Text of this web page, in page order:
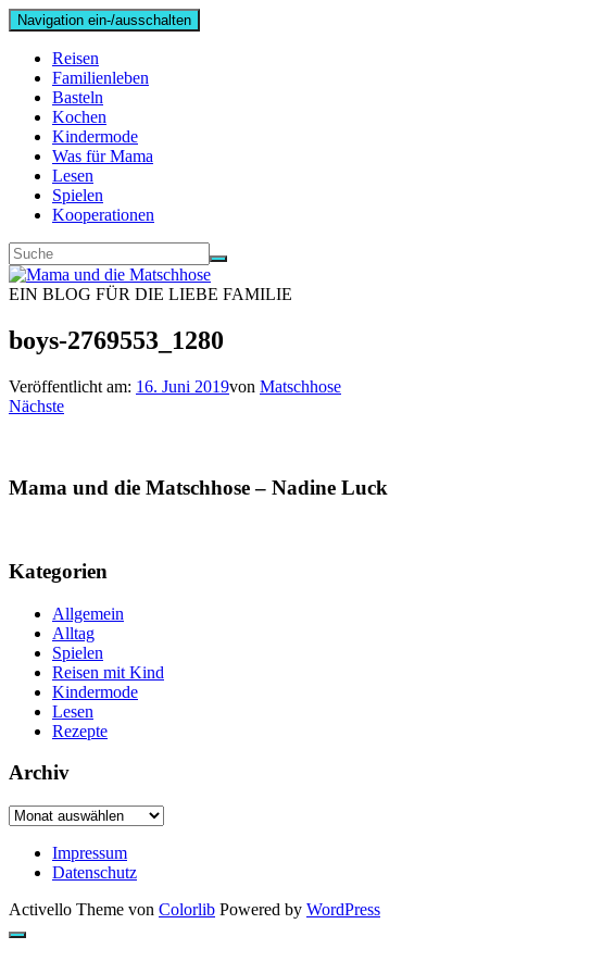
Navigation ein-/ausschalten
Reisen
Familienleben
Basteln
Kochen
Kindermode
Was für Mama
Lesen
Spielen
Kooperationen
EIN BLOG FÜR DIE LIEBE FAMILIE
boys-2769553_1280
Veröffentlicht am: 16. Juni 2019von Matschhose
Nächste
Mama und die Matschhose – Nadine Luck
Kategorien
Allgemein
Alltag
Spielen
Reisen mit Kind
Kindermode
Lesen
Rezepte
Archiv
Archiv
Impressum
Datenschutz
Activello Theme von Colorlib Powered by WordPress